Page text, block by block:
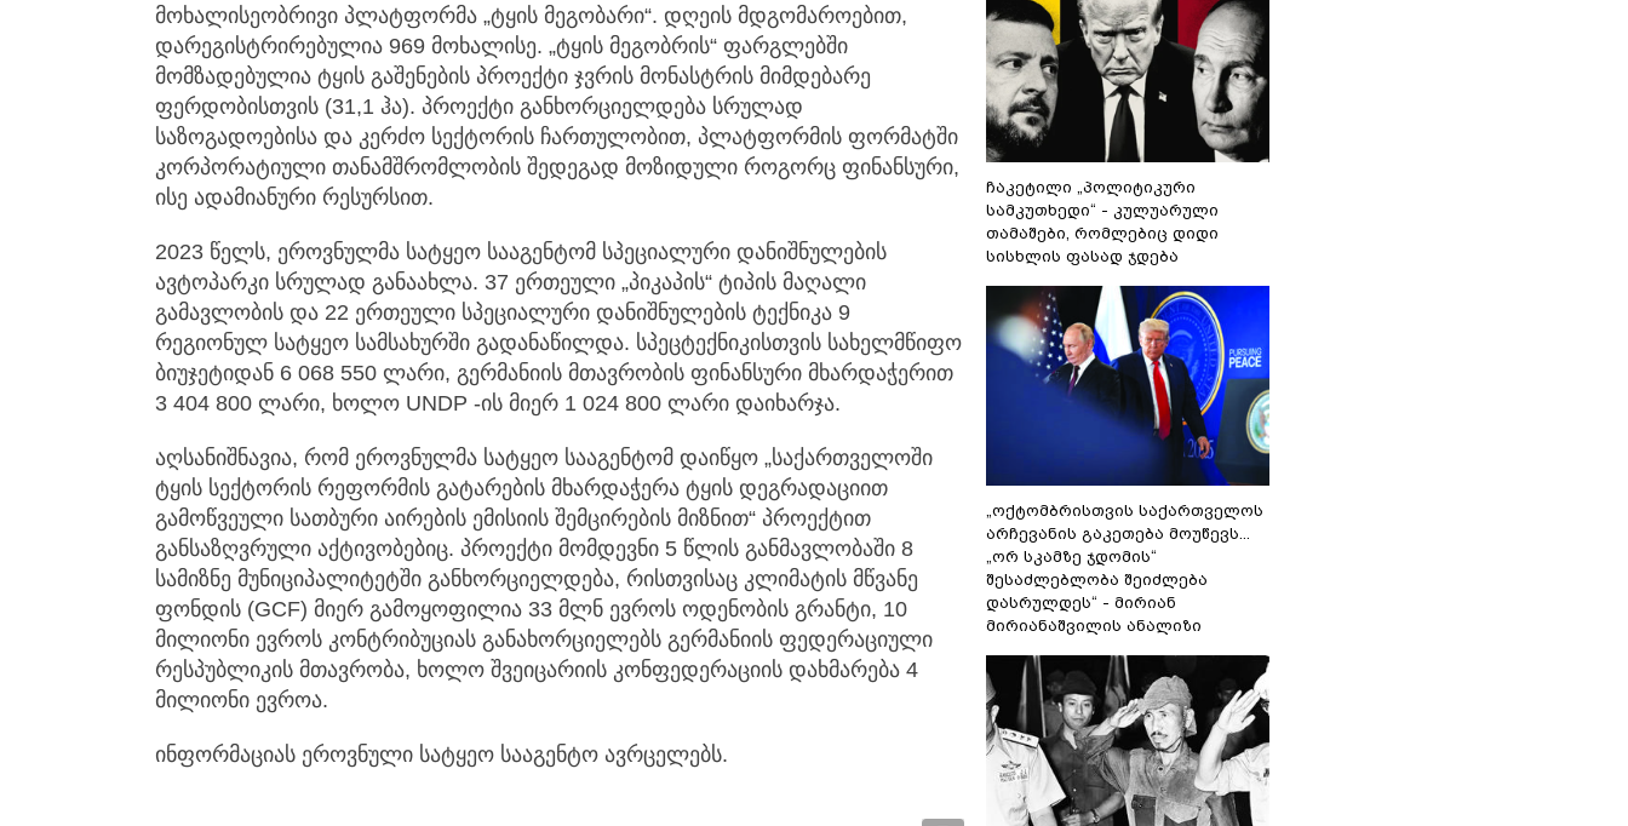
მოხალისეობრივი პლატფორმა „ტყის მეგობარი“. დღეის მდგომაროებით,
დარეგისტრირებულია 969 მოხალისე. „ტყის მეგობრის“ ფარგლებში
მომზადებულია ტყის გაშენების პროექტი ჯვრის მონასტრის მიმდებარე
ფერდობისთვის (31,1 ჰა). პროექტი განხორციელდება სრულად
საზოგადოებისა და კერძო სექტორის ჩართულობით, პლატფორმის ფორმატში
კორპორატიული თანამშრომლობის შედეგად მოზიდული როგორც ფინანსური,
ისე ადამიანური რესურსით.
2023 წელს, ეროვნულმა სატყეო სააგენტომ სპეციალური დანიშნულების
ავტოპარკი სრულად განაახლა. 37 ერთეული „პიკაპის“ ტიპის მაღალი
გამავლობის და 22 ერთეული სპეციალური დანიშნულების ტექნიკა 9
რეგიონულ სატყეო სამსახურში გადანაწილდა. სპეცტექნიკისთვის სახელმწიფო
ბიუჯეტიდან 6 068 550 ლარი, გერმანიის მთავრობის ფინანსური მხარდაჭერით
3 404 800 ლარი, ხოლო UNDP -ის მიერ 1 024 800 ლარი დაიხარჯა.
აღსანიშნავია, რომ ეროვნულმა სატყეო სააგენტომ დაიწყო „საქართველოში
ტყის სექტორის რეფორმის გატარების მხარდაჭერა ტყის დეგრადაციით
გამოწვეული სათბური აირების ემისიის შემცირების მიზნით“ პროექტით
განსაზღვრული აქტივობებიც. პროექტი მომდევნი 5 წლის განმავლობაში 8
სამიზნე მუნიციპალიტეტში განხორციელდება, რისთვისაც კლიმატის მწვანე
ფონდის (GCF) მიერ გამოყოფილია 33 მლნ ევროს ოდენობის გრანტი, 10
მილიონი ევროს კონტრიბუციას განახორციელებს გერმანიის ფედერაციული
რესპუბლიკის მთავრობა, ხოლო შვეიცარიის კონფედერაციის დახმარება 4
მილიონი ევროა.
ინფორმაციას ეროვნული სატყეო სააგენტო ავრცელებს.
ჩაკეტილი „პოლიტიკური
სამკუთხედი“ - კულუარული
თამაშები, რომლებიც დიდი
სისხლის ფასად ჯდება
„ოქტომბრისთვის საქართველოს
არჩევანის გაკეთება მოუწევს...
„ორ სკამზე ჯდომის“
შესაძლებლობა შეიძლება
დასრულდეს“ - მირიან
მირიანაშვილის ანალიზი